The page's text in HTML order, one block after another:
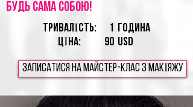
будь сама собою!
ТРИВАЛІСТЬ: 1 година
ЦІНА:
90 USD
Записатися на майстер-клас з МАКІЯЖУ